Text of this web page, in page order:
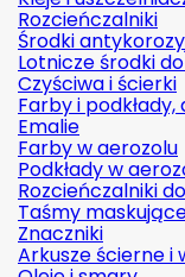
Rozcieńczalniki
Środki
Lotnicze środki
Czyściwa i ścierki
Farby i
Emalie
Farby w aerozolu
Podkłady w
Rozcieńczalniki
Taśmy
Znaczniki
Arkusze ścierne i